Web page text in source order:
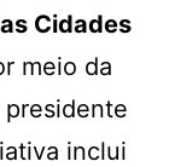
Cidades
meio da
presidente
inclui